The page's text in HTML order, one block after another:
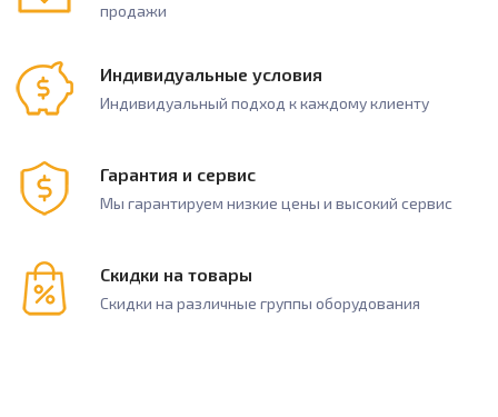
продажи
Индивидуальные условия
Индивидуальный подход к каждому клиенту
Гарантия и сервис
Мы гарантируем низкие цены и высокий сервис
Скидки на товары
Скидки на различные группы оборудования